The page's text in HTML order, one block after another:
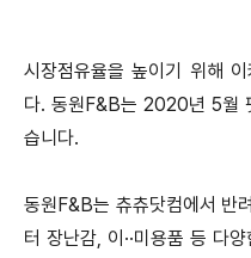
시장점유율을 높이기 위해
다. 동원F&B는 2020년 5월
습니다.
동원F&B는 츄츄닷컴에서 반
터 장난감, 이··미용품 등 다